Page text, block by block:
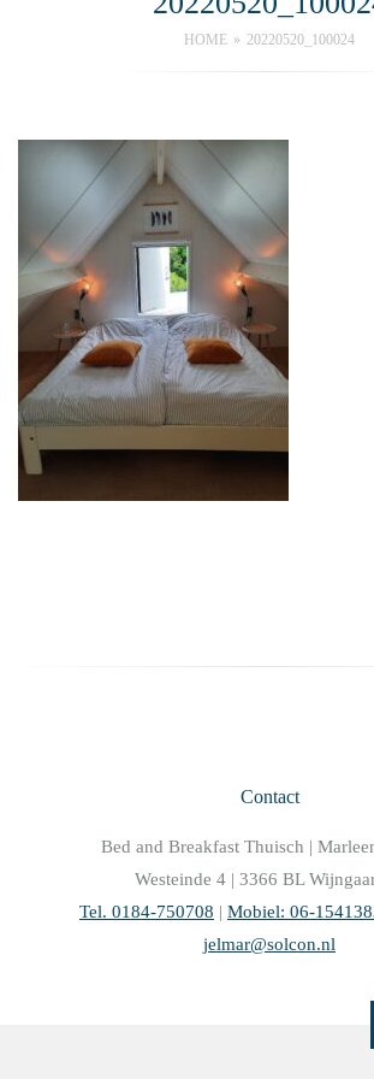
HOME 20220520_100024
Contact
Bed and Breakfast Thuisch |
Westeinde 4 | 3366 BL
Tel. 0184-750708 | Mobiel: 06-
jelmar@solcon.nl